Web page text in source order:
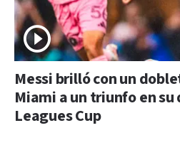
Messi brilló con un
Miami a un triunfo en su
Leagues Cup